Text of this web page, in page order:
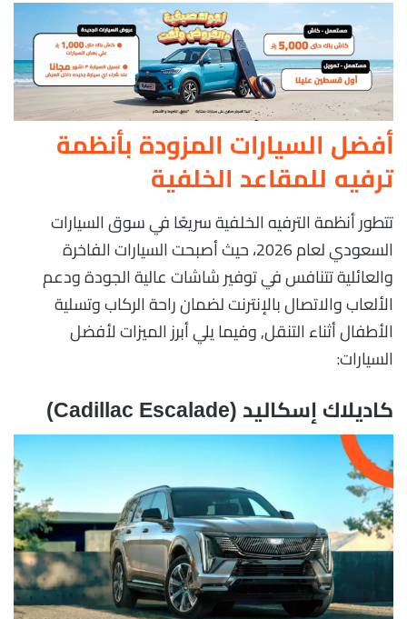
أفضل السيارات المزودة بأنظمة
ترفيه للمقاعد الخلفية
تتطور أنظمة الترفيه الخلفية سريعًا في سوق السيارات
السعودي لعام 2026، حيث أصبحت السيارات الفاخرة
والعائلية تتنافس في توفير شاشات عالية الجودة ودعم
الألعاب والاتصال بالإنترنت لضمان راحة الركاب وتسلية
الأطفال أثناء التنقل, وفيما يلي أبرز الميزات لأفضل
السيارات:
كاديلاك إسكاليد (Cadillac Escalade)